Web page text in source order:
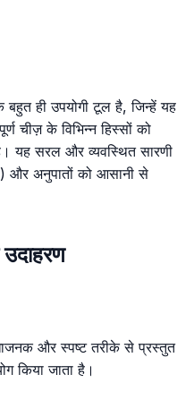
ही उपयोगी टूल है, जिन्हें यह
चीज़ के विभिन्न हिस्सों को
यह सरल और व्यवस्थित सारणी
और अनुपातों को आसानी से
और स्पष्ट तरीके से प्रस्तुत
किया जाता है।